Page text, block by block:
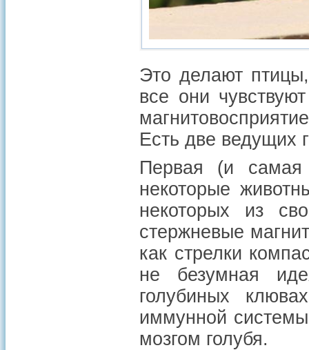
Это делают
все они
Есть две ведущих
Первая (и самая
некоторые
некоторых из
стержневые
как стрелки
не безумная
голубиных
иммунной
мозгом голубя.